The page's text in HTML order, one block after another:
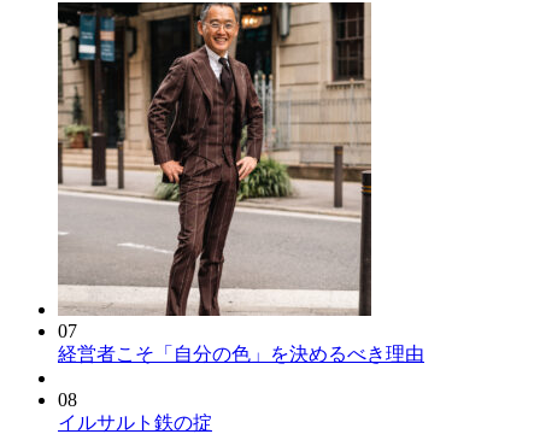
07
経営者こそ「自分の色」を決めるべき理由
08
イルサルト鉄の掟